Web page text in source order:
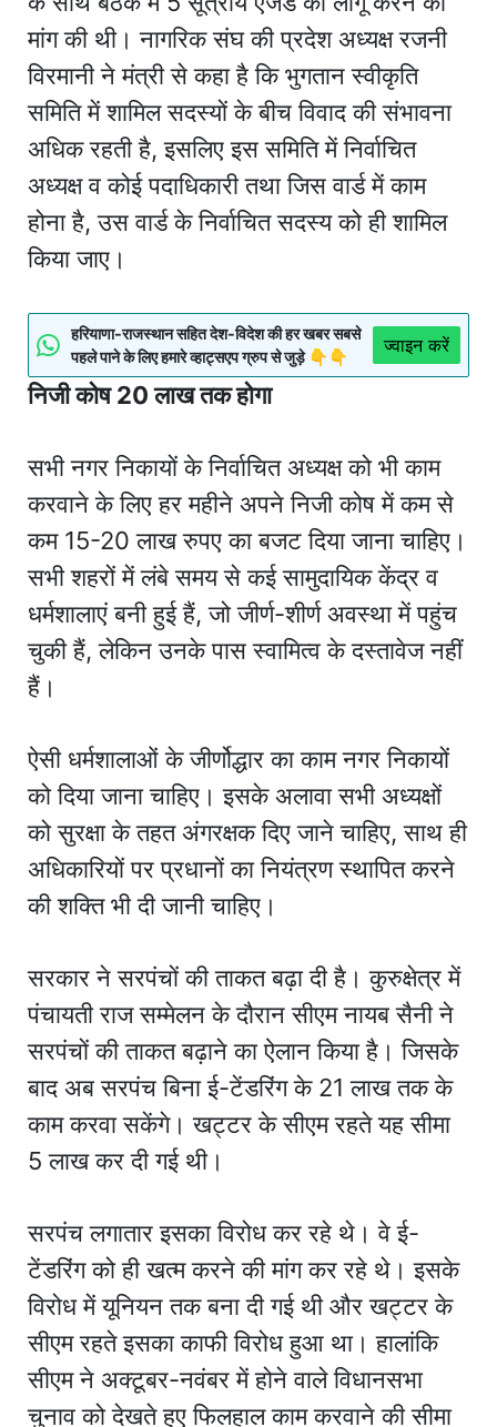
मांग की थी। नागरिक संघ की प्रदेश अध्यक्ष रजनी
विरमानी ने मंत्री से कहा है कि भुगतान स्वीकृति
समिति में शामिल सदस्यों के बीच विवाद की संभावना
अधिक रहती है, इसलिए इस समिति में निर्वाचित
अध्यक्ष व कोई पदाधिकारी तथा जिस वार्ड में काम
होना है, उस वार्ड के निर्वाचित सदस्य को ही शामिल
किया जाए।
हरियाणा-राजस्थान सहित देश-विदेश की हर खबर सबसे
पहले पाने के लिए हमारे व्हाट्सएप ग्रुप से जुड़े 👇👇
ज्वाइन करें
निजी कोष 20 लाख तक होगा
सभी नगर निकायों के निर्वाचित अध्यक्ष को भी काम
करवाने के लिए हर महीने अपने निजी कोष में कम से
कम 15-20 लाख रुपए का बजट दिया जाना चाहिए।
सभी शहरों में लंबे समय से कई सामुदायिक केंद्र व
धर्मशालाएं बनी हुई हैं, जो जीर्ण-शीर्ण अवस्था में पहुंच
चुकी हैं, लेकिन उनके पास स्वामित्व के दस्तावेज नहीं
हैं।
ऐसी धर्मशालाओं के जीर्णोद्धार का काम नगर निकायों
को दिया जाना चाहिए। इसके अलावा सभी अध्यक्षों
को सुरक्षा के तहत अंगरक्षक दिए जाने चाहिए, साथ ही
अधिकारियों पर प्रधानों का नियंत्रण स्थापित करने
की शक्ति भी दी जानी चाहिए।
सरकार ने सरपंचों की ताकत बढ़ा दी है। कुरुक्षेत्र में
पंचायती राज सम्मेलन के दौरान सीएम नायब सैनी ने
सरपंचों की ताकत बढ़ाने का ऐलान किया है। जिसके
बाद अब सरपंच बिना ई-टेंडरिंग के 21 लाख तक के
काम करवा सकेंगे। खट्टर के सीएम रहते यह सीमा
5 लाख कर दी गई थी।
सरपंच लगातार इसका विरोध कर रहे थे। वे ई-
टेंडरिंग को ही खत्म करने की मांग कर रहे थे। इसके
विरोध में यूनियन तक बना दी गई थी और खट्टर के
सीएम रहते इसका काफी विरोध हुआ था। हालांकि
सीएम ने अक्टूबर-नवंबर में होने वाले विधानसभा
चुनाव को देखते हुए फिलहाल काम करवाने की सीमा